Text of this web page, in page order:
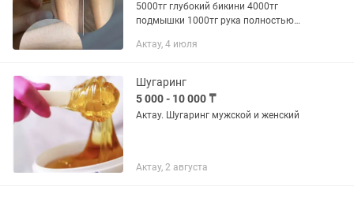
5000тг глубокий бикини 4000тг
подмышки 1000тг рука полностью
10000тг
Актау, 4 июля
Шугаринг
5 000 - 10 000 ₸
Актау. Шугаринг мужской и женский
Актау, 2 августа